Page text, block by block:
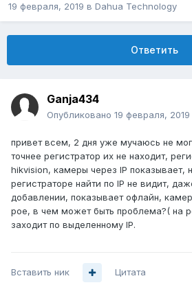
19 февраля, 2019 в Dahua Technology
Ответить
Ganja434
Опубликовано 19 февраля, 2019
привет всем, 2 дня уже мучаюсь не
точнее регистратор их не находит,
hikvision, камеры через IP показывает,
регистраторе найти по IP не видит,
добавлении, показывает офлайн,
poe, в чем может быть проблема?( на
заходит по выделенному IP.
Вставить ник Цитата